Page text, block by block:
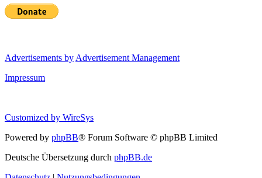
Advertisements by Advertisement Management
Impressum
Customized by WireSys
Powered by phpBB® Forum Software © phpBB Limited
Deutsche Übersetzung durch phpBB.de